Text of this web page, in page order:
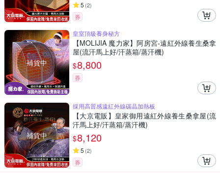
5 (2)
券
補貨中
皇室頂級養身秘方
【MOLIJIA 魔力家】阿房宮-遠紅外線養生桑拿
屋(流汗馬上好/汗蒸箱/蒸汗機)
$8,800
券
補貨中
採用高質感遠紅外線碳晶加熱板
【大京電販】皇家御用遠紅外線養生桑拿屋(流
汗馬上好/汗蒸箱/蒸汗機)
$8,120
5 (2)
券